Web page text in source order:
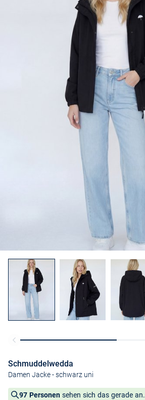
Schmuddelwedda
Damen Jacke- schwarz uni
97 Personen sehen sich das gerade an.